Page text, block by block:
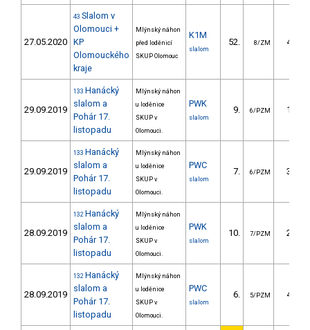
27.05.2020
43 Slalom v
Olomouci +
KP
Olomouckého
kraje
Mlýnský náhon
před loděnicí
SKUP Olomouc
K1M
slalom
52. 8/ZM 46.40
29.09.2019
133 Hanácký
slalom a
Pohár 17.
listopadu
Mlýnský náhon
u loděnice
SKUP v
Olomouci.
PWK
slalom
9. 6/PZM 14.20
29.09.2019
133 Hanácký
slalom a
Pohár 17.
listopadu
Mlýnský náhon
u loděnice
SKUP v
Olomouci.
PWC
slalom
7. 6/PZM 39.90
28.09.2019
132 Hanácký
slalom a
Pohár 17.
listopadu
Mlýnský náhon
u loděnice
SKUP v
Olomouci.
PWK
slalom
10. 7/PZM 21.20
28.09.2019
132 Hanácký
slalom a
Pohár 17.
listopadu
Mlýnský náhon
u loděnice
SKUP v
Olomouci.
PWC
slalom
6. 5/PZM 45.80